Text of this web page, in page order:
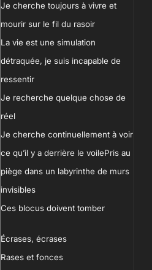
Je cherche toujours à vivre et
mourir sur le fil du rasoir
La vie est une simulation
détraquée, je suis incapable de
ressentir
Je recherche quelque chose de
réel
Je cherche continuellement à voir
ce qu’il y a derrière le voilePris au
piège dans un labyrinthe de murs
invisibles
Ces blocus doivent tomber
Écrases, écrases
Rases et fonces